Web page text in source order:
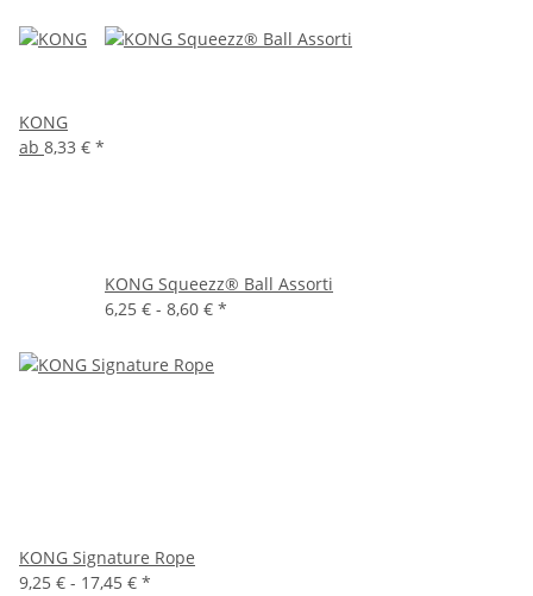
KONG
ab 8,33 € *
KONG Squeezz® Ball Assorti
6,25 € - 8,60 € *
KONG Signature Rope
9,25 € - 17,45 € *